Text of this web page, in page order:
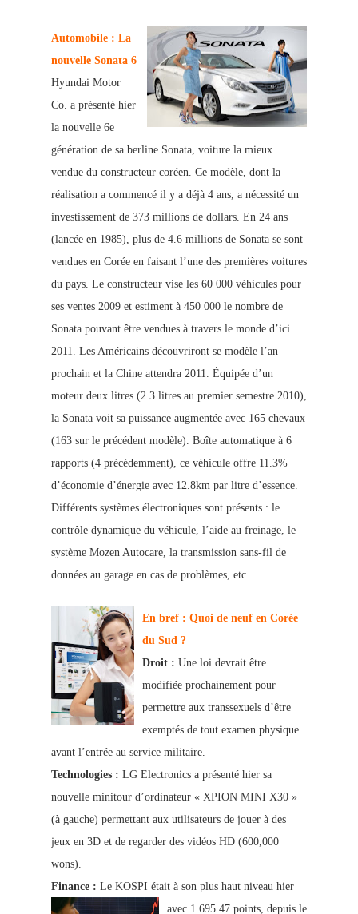
Automobile : La
nouvelle Sonata 6
Hyundai Motor
Co. a présenté hier
la nouvelle 6e
génération de sa berline Sonata, voiture la mieux
vendue du constructeur coréen. Ce modèle, dont la
réalisation a commencé il y a déjà 4 ans, a nécessité un
investissement de 373 millions de dollars. En 24 ans
(lancée en 1985), plus de 4.6 millions de Sonata se sont
vendues en Corée en faisant l’une des premières voitures
du pays. Le constructeur vise les 60 000 véhicules pour
ses ventes 2009 et estiment à 450 000 le nombre de
Sonata pouvant être vendues à travers le monde d’ici
2011. Les Américains découvriront se modèle l’an
prochain et la Chine attendra 2011. Équipée d’un
moteur deux litres (2.3 litres au premier semestre 2010),
la Sonata voit sa puissance augmentée avec 165 chevaux
(163 sur le précédent modèle). Boîte automatique à 6
rapports (4 précédemment), ce véhicule offre 11.3%
d’économie d’énergie avec 12.8km par litre d’essence.
Différents systèmes électroniques sont présents : le
contrôle dynamique du véhicule, l’aide au freinage, le
système Mozen Autocare, la transmission sans-fil de
données au garage en cas de problèmes, etc.
En bref : Quoi de neuf en Corée
du Sud ?
Droit : Une loi devrait être
modifiée prochainement pour
permettre aux transsexuels d’être
exemptés de tout examen physique
avant l’entrée au service militaire.
Technologies : LG Electronics a présenté hier sa
nouvelle minitour d’ordinateur « XPION MINI X30 »
(à gauche) permettant aux utilisateurs de jouer à des
jeux en 3D et de regarder des vidéos HD (600,000
wons).
Finance : Le KOSPI était à son plus haut niveau hier
avec 1.695.47 points, depuis le